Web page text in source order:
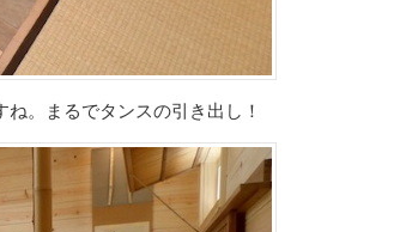
。まるでタンスの引き出し！